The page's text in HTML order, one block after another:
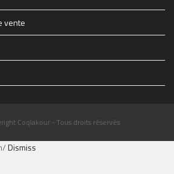
vente
Coqlakour - Tous droits réservés
Dismiss